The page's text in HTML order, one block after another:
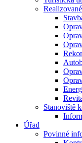
Stanoviště
Úřad
Povinné